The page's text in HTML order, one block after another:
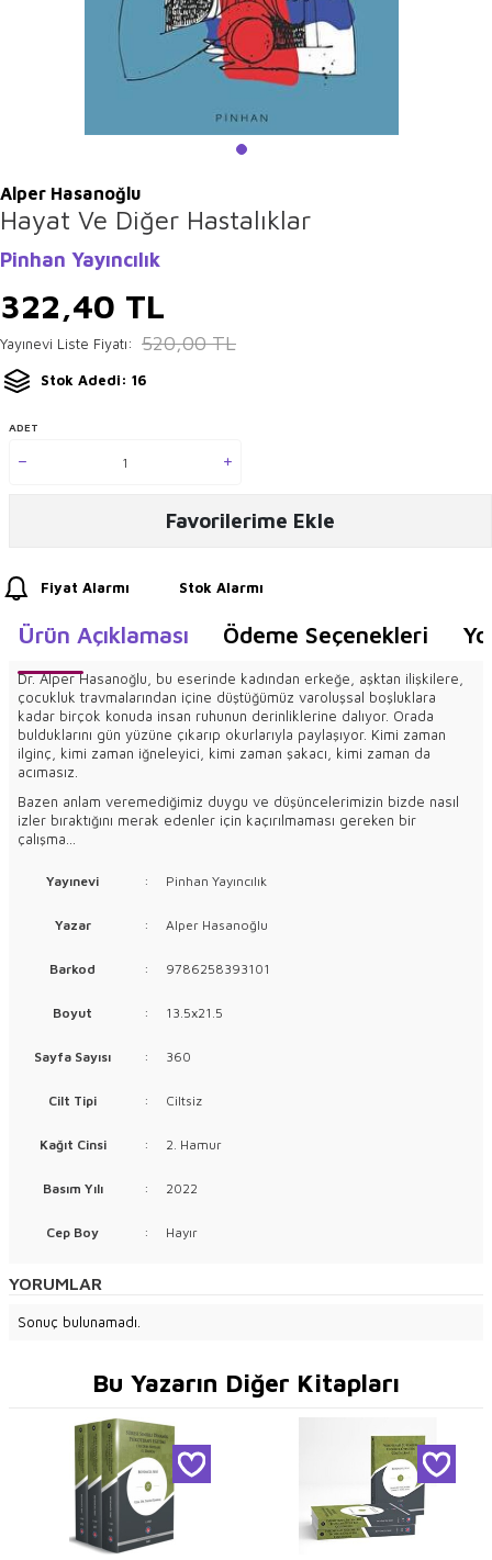
Alper Hasanoğlu
Hayat Ve Diğer Hastalıklar
Pinhan Yayıncılık
322,40 TL
Yayınevi Liste Fiyatı: 520,00TL
Stok Adedi: 16
ADET
Favorilerime Ekle
Fiyat Alarmı Stok Alarmı
Ürün Açıklaması Ödeme Seçenekleri
Dr. Alper Hasanoğlu, bu eserinde kadından erkeğe, aşktan ilişkilere,
çocukluk travmalarından içine düştüğümüz varoluşsal boşluklara
kadar birçok konuda insan ruhunun derinliklerine dalıyor. Orada
bulduklarını gün yüzüne çıkarıp okurlarıyla paylaşıyor. Kimi zaman
ilginç, kimi zaman iğneleyici, kimi zaman şakacı, kimi zaman da
acımasız.
Bazen anlam veremediğimiz duygu ve düşüncelerimizin bizde nasıl
izler bıraktığını merak edenler için kaçırılmaması gereken bir
çalışma…
Yayınevi : Pinhan Yayıncılık
Yazar : Alper Hasanoğlu
Barkod : 9786258393101
Boyut : 13.5x21.5
Sayfa Sayısı : 360
Cilt Tipi : Ciltsiz
Kağıt Cinsi : 2. Hamur
Basım Yılı : 2022
Cep Boy : Hayır
YORUMLAR
Sonuç bulunamadı.
Bu Yazarın Diğer Kitapları